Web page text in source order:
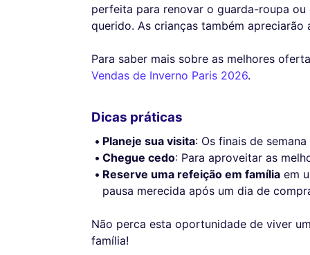
perfeita para renovar o guarda-roupa
querido. As crianças também
Para saber mais sobre as melhores
Vendas de Inverno Paris 2026.
Dicas práticas
Planeje sua visita: Os finais de
Chegue cedo: Para aproveitar as
Reserve uma refeição em família em
pausa merecida após um dia de
Não perca esta oportunidade de viver
família!